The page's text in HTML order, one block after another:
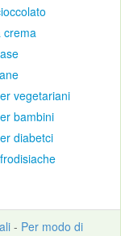
crema
vegetariani
bambini
diabetci
- Per modo di